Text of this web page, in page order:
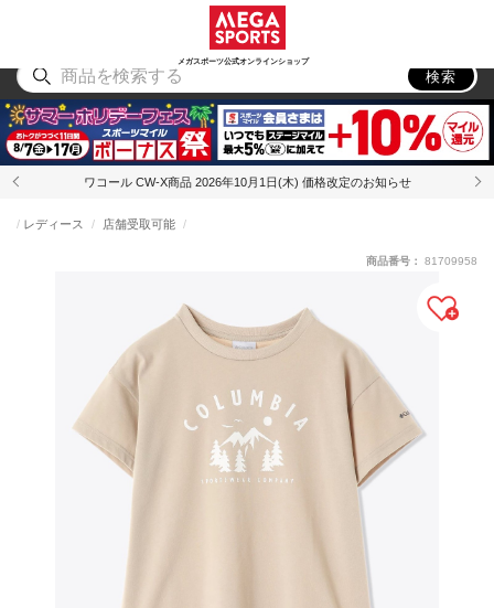
メガスポーツ公式オンラインショップ
アウトドア
検索
ワコール CW-X商品 2026年10月1日(木) 価格改定のお知らせ
レディース 店舗受取可能
商品番号： 81709958